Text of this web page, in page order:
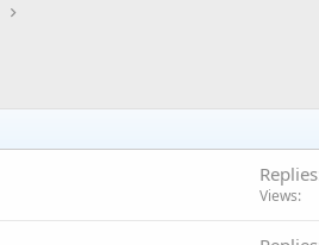
Replies
Views